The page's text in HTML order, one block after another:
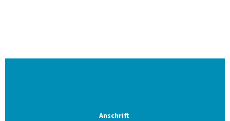
Anschrift